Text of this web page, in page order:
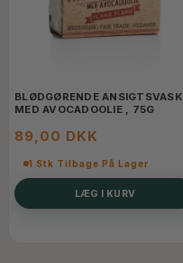
BLØDGØRENDE ANSIGTSVASK
MED AVOCADOOLIE , 75G
89,00 DKK
1 Stk Tilbage På Lager
LÆG I KURV